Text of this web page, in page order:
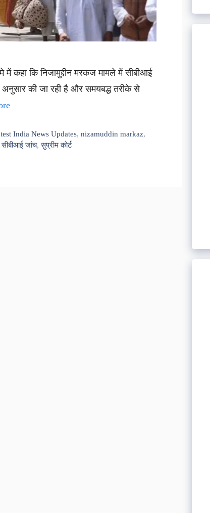
कहा कि निजामुद्दीन मरकज मामले में सीबीआई
की जा रही है और समयबद्ध तरीके से
India News Updates,nizamuddin markaz,
सीबीआई जांच,सुप्रीम कोर्ट